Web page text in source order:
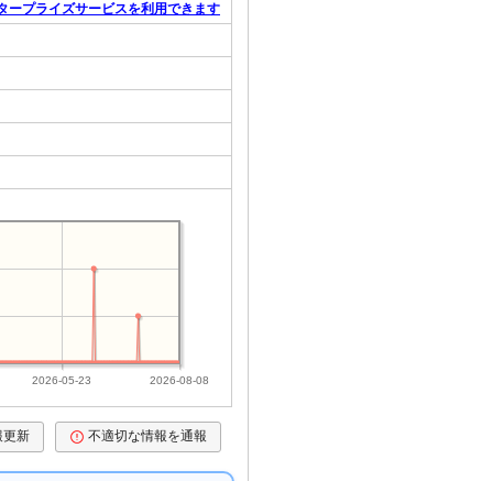
ープライズサービスを利用できます
2026-05-23 2026-08-08
更新 不適切な情報を通報